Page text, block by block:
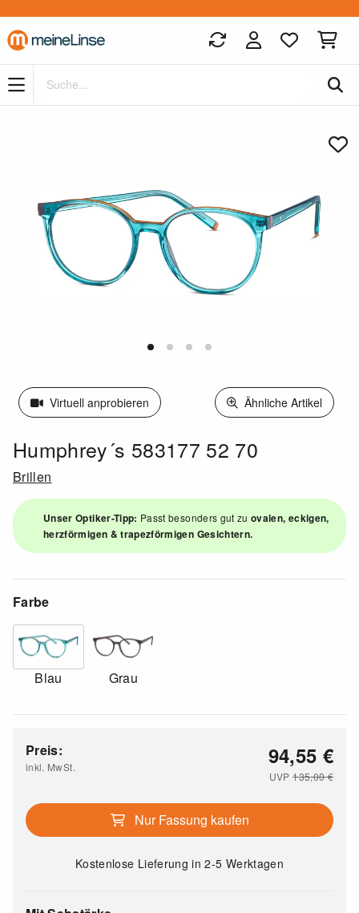
Zum Hauptinhalt springen
Virtuell anprobieren Ähnliche Artikel
Humphrey´s 583177 52 70
Brillen
Unser Optiker-Tipp: Passt besonders gut zuovalen, eckigen,
herzförmigen & trapezförmigen Gesichtern.
Farbe
Blau Grau
Preis:
inkl. MwSt. 94,55 €
UVP135,00€
Nur Fassung kaufen
Kostenlose Lieferungin 2-5 Werktagen